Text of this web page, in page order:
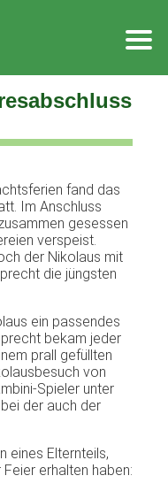
fand das
Im Anschluss
gesessen
verspeist.
der Nikolaus mit
die jüngsten
ein passendes
bekam jeder
prall gefüllten
von
Spieler unter
der auch der
eines Elternteils,
erhalten haben: